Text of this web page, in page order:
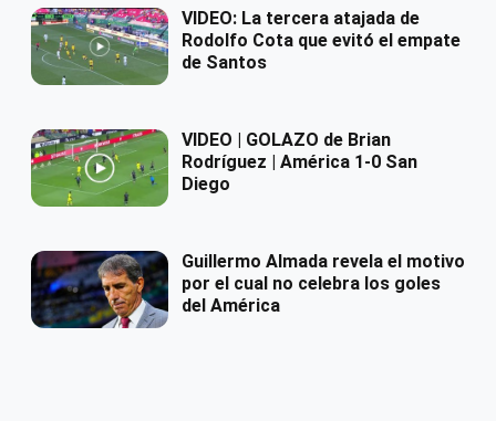
VIDEO: La tercera atajada de
Rodolfo Cota que evitó el empate
de Santos
VIDEO | GOLAZO de Brian
Rodríguez | América 1-0 San
Diego
Guillermo Almada revela el motivo
por el cual no celebra los goles
del América